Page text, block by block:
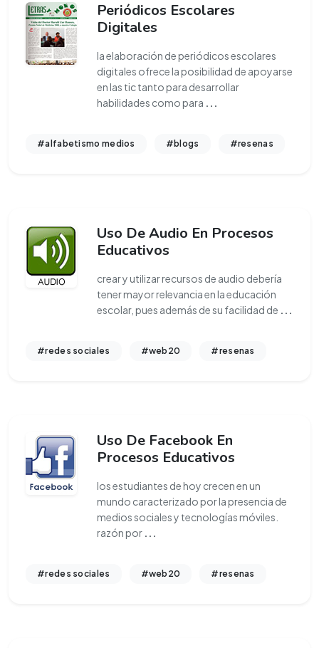
Periódicos Escolares
Digitales
la elaboración de periódicos escolares
digitales ofrece la posibilidad de apoyarse
en las tic tanto para desarrollar
habilidades como para ...
#alfabetismo medios #blogs #resenas
Uso De Audio En Procesos
Educativos
crear y utilizar recursos de audio debería
tener mayor relevancia en la educación
escolar, pues además de su facilidad de ...
#redes sociales #web20 #resenas
Uso De Facebook En
Procesos Educativos
los estudiantes de hoy crecen en un
mundo caracterizado por la presencia de
medios sociales y tecnologías móviles.
razón por ...
#redes sociales #web20 #resenas